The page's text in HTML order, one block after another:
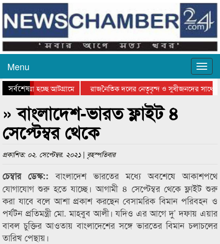
Menu
সর্বশেষ
যাওয়া হচ্ছে আটগ্রামে
রাজনৈতিক দলের নেতৃবৃন্দ ও সুধীজনদের সাথে
সিলেটে বাংলাদেশ গ্রুপ থিয়েটার
» বাংলাদেশ-ভারত ফ্লাইট ৪
সেপ্টেম্বর থেকে
প্রকাশিত: ০২. সেপ্টেম্বর. ২০২১ | বৃহস্পতিবার
চেম্বার ডেস্ক::বাংলাদেশ ভারতের মধ্যে অবশেষে আকাশপথে
যোগাযোগ শুরু হতে যাচ্ছে। আগামী ৪ সেপ্টেম্বর থেকে ফ্লাইট শুরু
করা যাবে বলে আশা প্রকাশ করছেন বেসামরিক বিমান পরিবহন ও
পর্যটন প্রতিমন্ত্রী মো. মাহবুব আলী। যদিও এর আগে দু’ দফায় এয়ার
বাবল চুক্তির আওতায় বাংলাদেশের সঙ্গে ভারতের বিমান চলাচলের
তারিখ পেছায়।